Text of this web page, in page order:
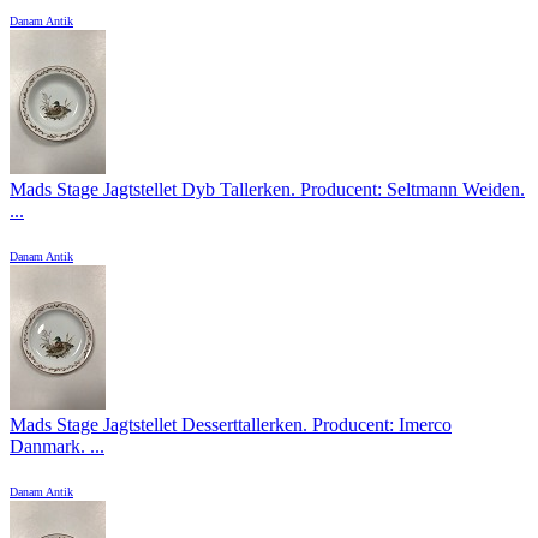
Danam Antik
Mads Stage Jagtstellet Dyb Tallerken. Producent: Seltmann Weiden.
...
Danam Antik
Mads Stage Jagtstellet Desserttallerken. Producent: Imerco
Danmark. ...
Danam Antik